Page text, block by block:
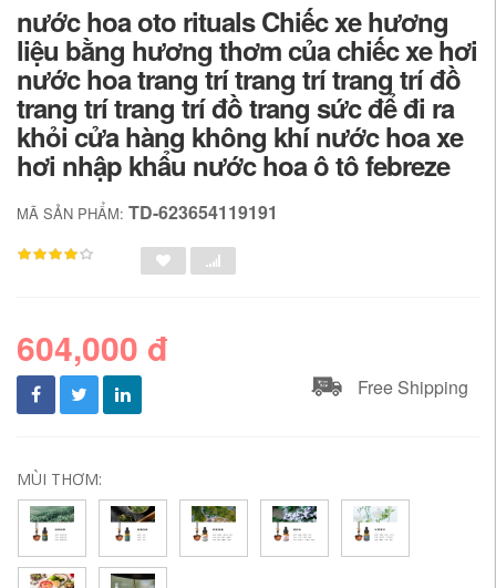
nước hoa oto rituals Chiếc xe hương
liệu bằng hương thơm của chiếc xe hơi
nước hoa trang trí trang trí trang trí đồ
trang trí trang trí đồ trang sức để đi ra
khỏi cửa hàng không khí nước hoa xe
hơi nhập khẩu nước hoa ô tô febreze
MÃ SẢN PHẨM: TD-623654119191
604,000 đ
Free Shipping
MÙI THƠM: